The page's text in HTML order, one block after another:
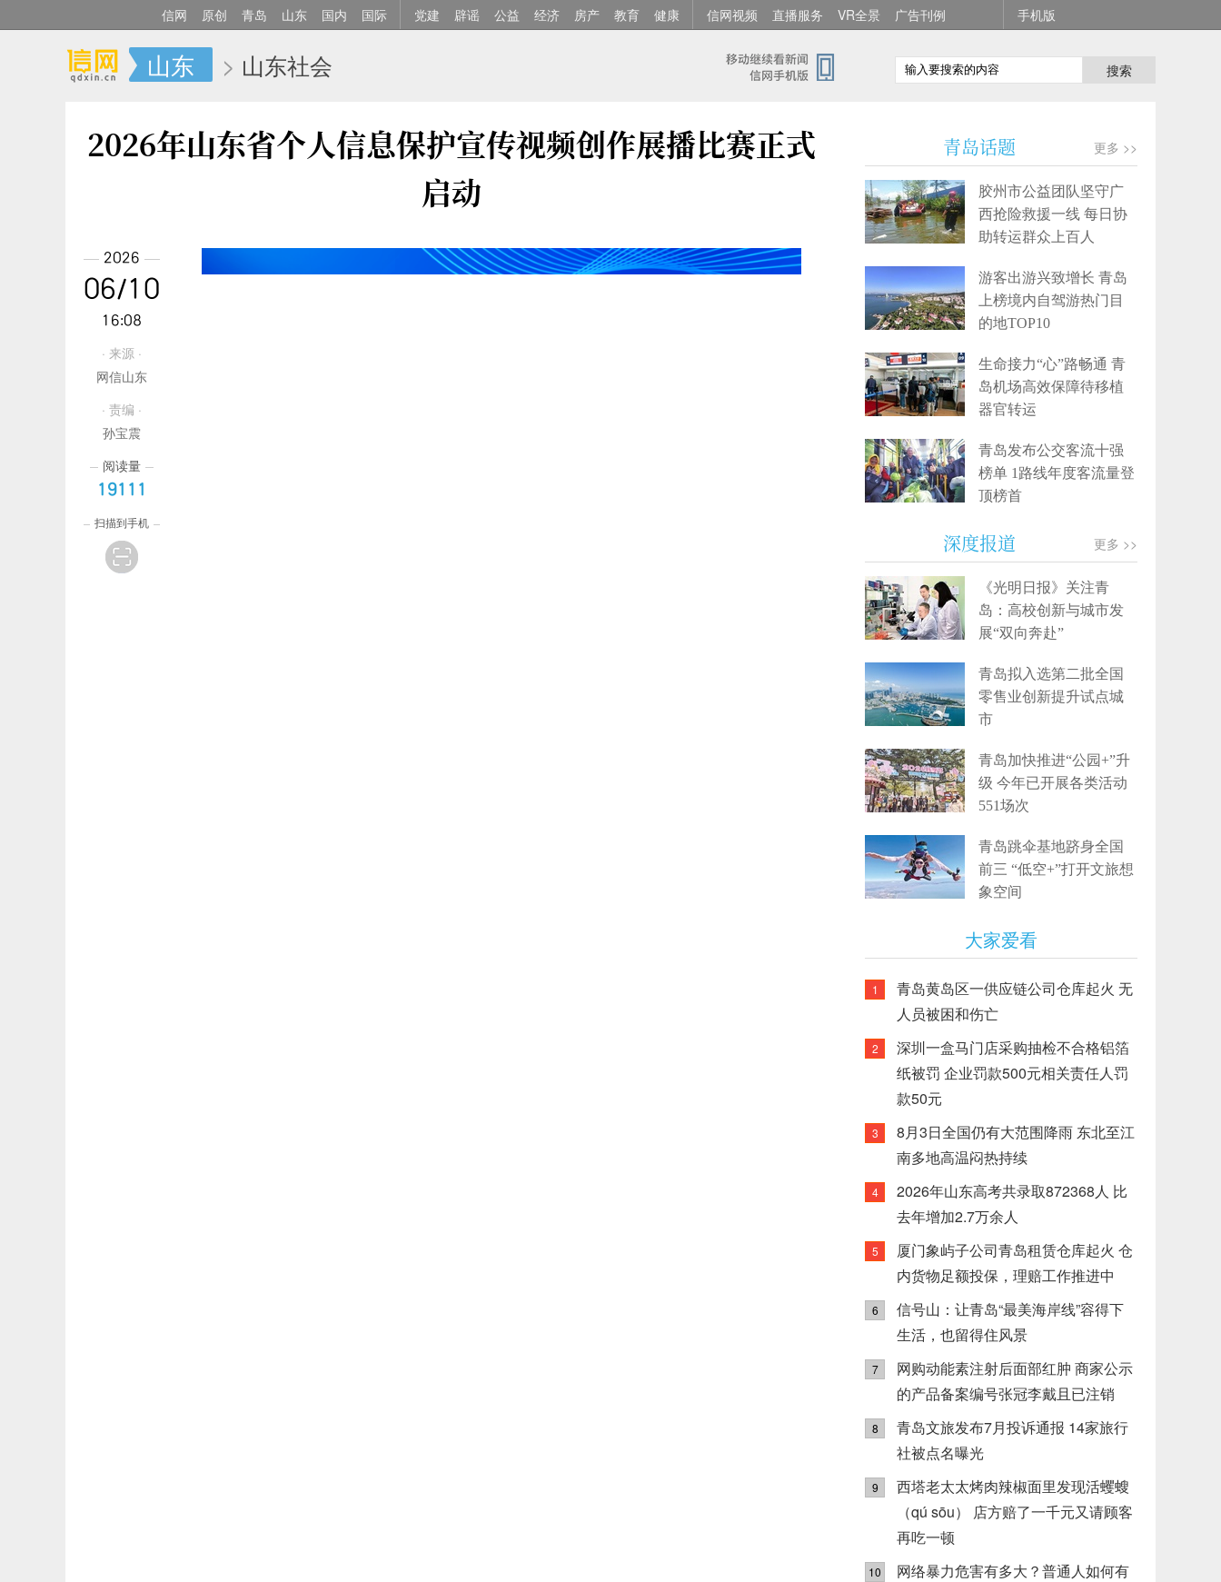
信网 原创 青岛 山东 国内 国际 党建 辟谣 公益 经济 房产 教育 健康 信网视频 直播服务 VR全景 广告刊例 手机版
山东 > 山东社会 搜索
2026年山东省个人信息保护宣传视频创作展播比赛正式
启动
2026
06/10
16:08
· 来源 ·
网信山东
· 责编 ·
孙宝震
阅读量
19111
扫描到手机
青岛话题 更多 >>
胶州市公益团队坚守广
西抢险救援一线 每日协
助转运群众上百人
游客出游兴致增长 青岛
上榜境内自驾游热门目
的地TOP10
生命接力“心”路畅通 青
岛机场高效保障待移植
器官转运
青岛发布公交客流十强
榜单 1路线年度客流量登
顶榜首
深度报道 更多 >>
《光明日报》关注青
岛：高校创新与城市发
展“双向奔赴”
青岛拟入选第二批全国
零售业创新提升试点城
市
青岛加快推进“公园+”升
级 今年已开展各类活动
551场次
青岛跳伞基地跻身全国
前三 “低空+”打开文旅想
象空间
大家爱看
1
青岛黄岛区一供应链公司仓库起火 无
人员被困和伤亡
2
深圳一盒马门店采购抽检不合格铝箔
纸被罚 企业罚款500元相关责任人罚
款50元
3
8月3日全国仍有大范围降雨 东北至江
南多地高温闷热持续
4
2026年山东高考共录取872368人 比
去年增加2.7万余人
5
厦门象屿子公司青岛租赁仓库起火 仓
内货物足额投保，理赔工作推进中
6
信号山：让青岛“最美海岸线”容得下
生活，也留得住风景
7
网购动能素注射后面部红肿 商家公示
的产品备案编号张冠李戴且已注销
8
青岛文旅发布7月投诉通报 14家旅行
社被点名曝光
9
西塔老太太烤肉辣椒面里发现活蠼螋
（qú sōu） 店方赔了一千元又请顾客
再吃一顿
10
网络暴力危害有多大？普通人如何有